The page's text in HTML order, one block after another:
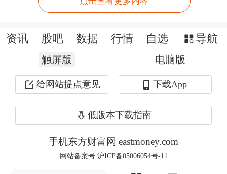
核注入“市场智慧”。在姚亚伟看来，这
一机制被市场视为精准识别优质科技型
企业的重要“助推器”，旨在通过市场化
力量提升资本市场资源配置效率。
“与境外市场不同的是，科创板此次改
革引入资深专业机构投资者制度仅针对
第五套标准企业开展小范围试点，资深
专业机构投资者入股情况只作为审核注
资讯 股吧 数据 行情 自选 导航
触屏版 电脑版
给网站提点意见 下载App
低版本下载指南
手机东方财富网 eastmoney.com
网站备案号:沪ICP备05006054号-11